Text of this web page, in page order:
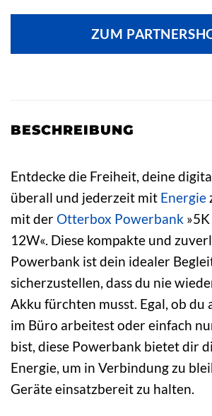
ZUM
BESCHREIBUNG
Entdecke die Freiheit, deine
überall und jederzeit mit Energie
mit der Otterbox Powerbank
12W«. Diese kompakte und
Powerbank ist dein idealer
sicherzustellen, dass du nie
Akku fürchten musst. Egal, ob du
im Büro arbeitest oder einfach
bist, diese Powerbank bietet dir
Energie, um in Verbindung zu
Geräte einsatzbereit zu halten.